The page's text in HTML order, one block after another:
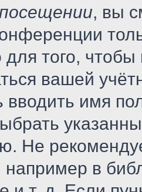
, вы
того, чтобы
вашей
вводить имя
Не
в